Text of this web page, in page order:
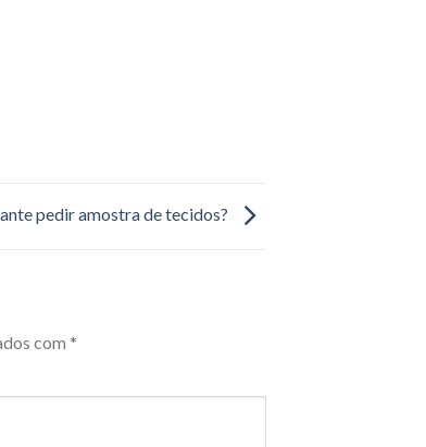
pedir amostra de tecidos?
com *